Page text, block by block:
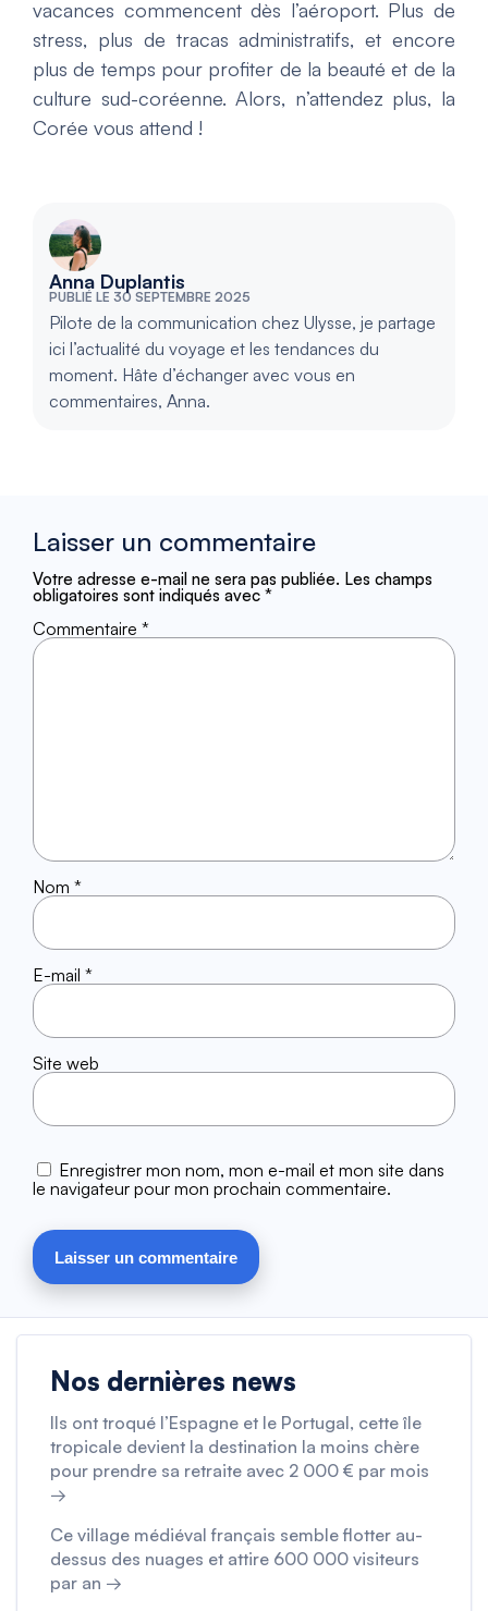
vacances commencent dès l’aéroport. Plus de
stress, plus de tracas administratifs, et encore
plus de temps pour profiter de la beauté et de la
culture sud-coréenne. Alors, n’attendez plus, la
Corée vous attend !
Anna Duplantis
PUBLIÉ LE 30 SEPTEMBRE 2025
Pilote de la communication chez Ulysse, je partage
ici l’actualité du voyage et les tendances du
moment. Hâte d’échanger avec vous en
commentaires, Anna.
Laisser un commentaire
Votre adresse e-mail ne sera pas publiée. Les champs
obligatoires sont indiqués avec *
Commentaire *
Nom *
E-mail *
Site web
Enregistrer mon nom, mon e-mail et mon site dans
le navigateur pour mon prochain commentaire.
Nos dernières news
Ils ont troqué l’Espagne et le Portugal, cette île
tropicale devient la destination la moins chère
pour prendre sa retraite avec 2 000 € par mois
→
Ce village médiéval français semble flotter au-
dessus des nuages et attire 600 000 visiteurs
par an →